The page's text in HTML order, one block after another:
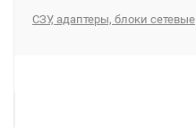
СЗУ, адаптеры, блоки сетевые